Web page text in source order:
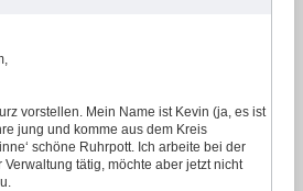
vorstellen. Mein Name ist Kevin (ja, es ist
jung und komme aus dem Kreis
schöne Ruhrpott. Ich arbeite bei der
tätig, möchte aber jetzt nicht